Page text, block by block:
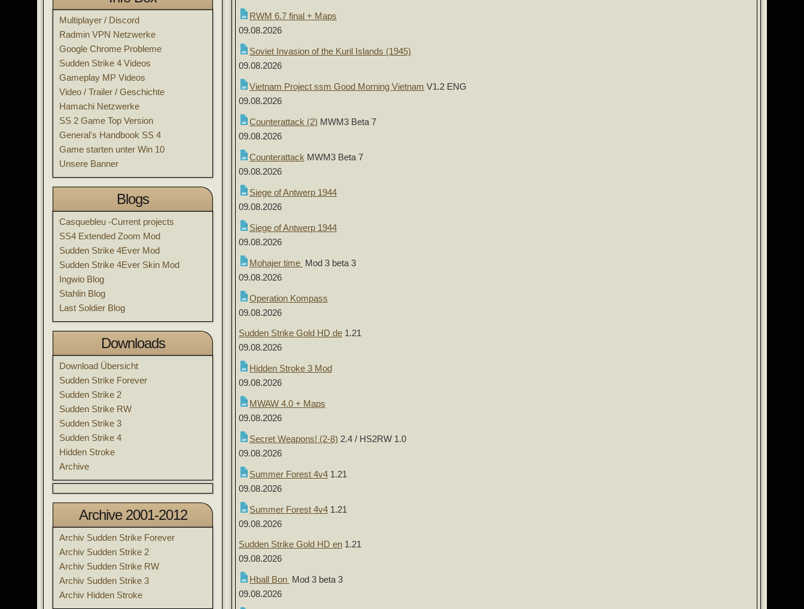
Multiplayer / Discord
Radmin VPN Netzwerke
Google Chrome Probleme
Sudden Strike 4 Videos
Gameplay MP Videos
Video / Trailer / Geschichte
Hamachi Netzwerke
SS 2 Game Top Version
General's Handbook SS 4
Game starten unter Win 10
Unsere Banner
Blogs
Casquebleu -Current projects
SS4 Extended Zoom Mod
Sudden Strike 4Ever Mod
Sudden Strike 4Ever Skin Mod
Ingwio Blog
Stahlin Blog
Last Soldier Blog
Downloads
Download Übersicht
Sudden Strike Forever
Sudden Strike 2
Sudden Strike RW
Sudden Strike 3
Sudden Strike 4
Hidden Stroke
Archive
Archive 2001-2012
Archiv Sudden Strike Forever
Archiv Sudden Strike 2
Archiv Sudden Strike RW
Archiv Sudden Strike 3
Archiv Hidden Stroke
RWM 6.7 final + Maps
09.08.2026
Soviet Invasion of the Kuril Islands (1945)
09.08.2026
Vietnam Project ssm Good Morning Vietnam V1.2 ENG
09.08.2026
Counterattack (2) MWM3 Beta 7
09.08.2026
Counterattack MWM3 Beta 7
09.08.2026
Siege of Antwerp 1944
09.08.2026
Siege of Antwerp 1944
09.08.2026
Mohajer time Mod 3 beta 3
09.08.2026
Operation Kompass
09.08.2026
Sudden Strike Gold HD de 1.21
09.08.2026
Hidden Stroke 3 Mod
09.08.2026
MWAW 4.0 + Maps
09.08.2026
Secret Weapons! (2-8) 2.4 / HS2RW 1.0
09.08.2026
Summer Forest 4v4 1.21
09.08.2026
Summer Forest 4v4 1.21
09.08.2026
Sudden Strike Gold HD en 1.21
09.08.2026
Hball Bon Mod 3 beta 3
09.08.2026